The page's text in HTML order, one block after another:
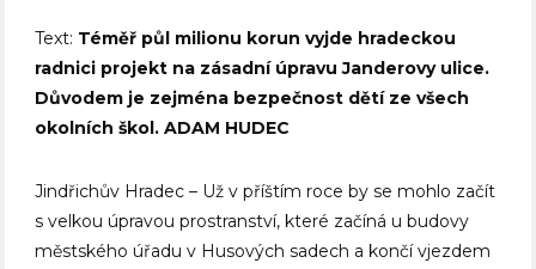
Text: Téměř půl milionu korun vyjde hradeckou
radnici projekt na zásadní úpravu Janderovy ulice.
Důvodem je zejména bezpečnost dětí ze všech
okolních škol. ADAM HUDEC
Jindřichův Hradec – Už v příštím roce by se mohlo začít
s velkou úpravou prostranství, které začíná u budovy
městského úřadu v Husových sadech a končí vjezdem